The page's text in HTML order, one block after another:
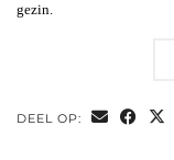
gezin.
DEEL OP: